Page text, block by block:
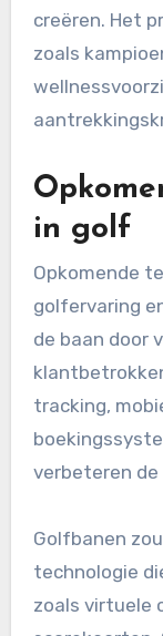
creëren. Het
zoals
in golf
Opkomende
golfervaring
de baan door
tracking,
verbeteren de
Golfbanen
technologie
zoals virtuele